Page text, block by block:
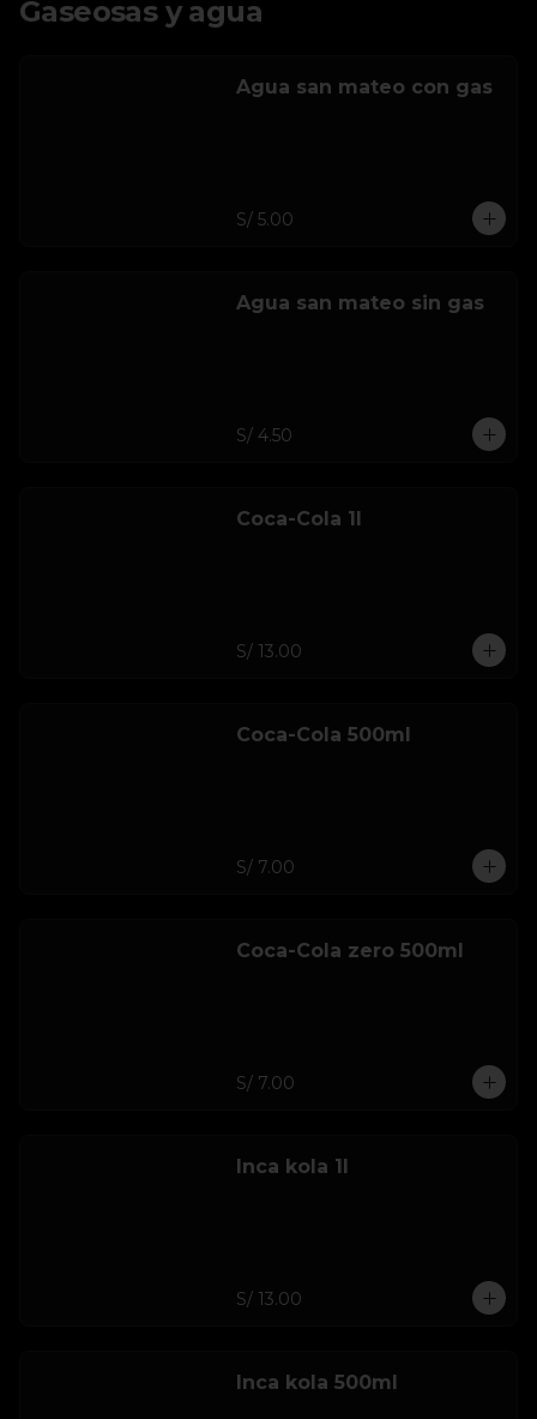
Gaseosas y agua
Agua san mateo con gas
S/ 5.00
Agua san mateo sin gas
S/ 4.50
Coca-Cola 1l
S/ 13.00
Coca-Cola 500ml
S/ 7.00
Coca-Cola zero 500ml
S/ 7.00
Inca kola 1l
S/ 13.00
Inca kola 500ml